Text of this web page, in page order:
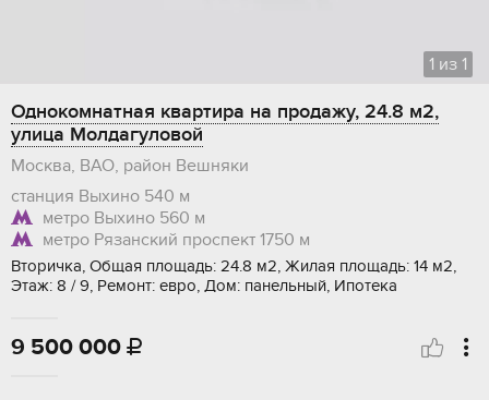
1 из 1
Однокомнатная квартира на продажу, 24.8 м2,
улица Молдагуловой
Москва, ВАО, район Вешняки
станция Выхино 540 м
метро Выхино 560 м
метро Рязанский проспект 1750 м
Вторичка, Общая площадь: 24.8 м2, Жилая площадь: 14 м2,
Этаж: 8 / 9, Ремонт: евро, Дом: панельный, Ипотека
9 500 000 